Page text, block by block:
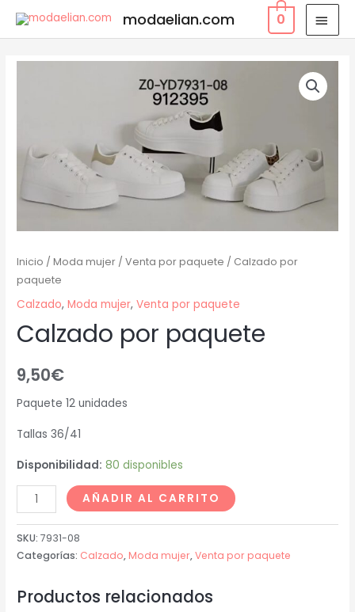
modaelian.com 0
Inicio /Moda mujer /Venta por paquete / Calzado por
paquete
Calzado,Moda mujer,Venta por paquete
Calzado por paquete
9,50€
Paquete 12 unidades
Tallas 36/41
Disponibilidad: 80 disponibles
AÑADIR AL CARRITO
SKU:7931-08
Categorías: Calzado, Moda mujer,Venta por paquete
Productos relacionados